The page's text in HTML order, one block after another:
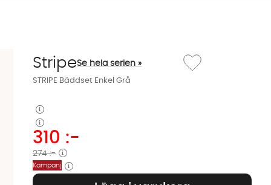
STRIPE Bäddset Enkel Grå
StripeSe hela serien »
Lägg till i önskelista:
310 :-
274 :-
Kampanj